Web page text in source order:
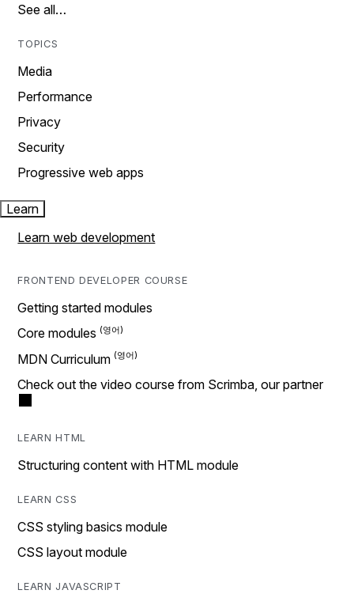
See all…
TOPICS
Media
Performance
Privacy
Security
Progressive web apps
Learn
Learn web development
FRONTEND DEVELOPER COURSE
Getting started modules
Core modules
MDN Curriculum
Check out the video course from Scrimba, our partner
LEARN HTML
Structuring content with HTML module
LEARN CSS
CSS styling basics module
CSS layout module
LEARN JAVASCRIPT